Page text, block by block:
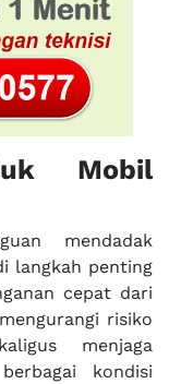
Mobil
mendadak
langkah penting
cepat dari
risiko
menjaga
kondisi